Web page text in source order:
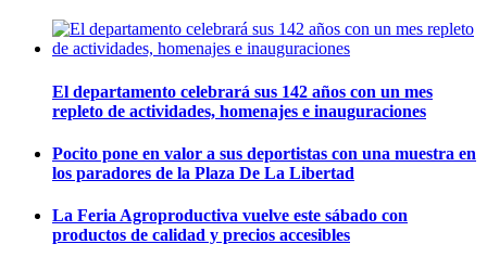
El departamento celebrará sus 142 años con un mes
repleto de actividades, homenajes e inauguraciones
Pocito pone en valor a sus deportistas con una muestra en
los paradores de la Plaza De La Libertad
La Feria Agroproductiva vuelve este sábado con
productos de calidad y precios accesibles